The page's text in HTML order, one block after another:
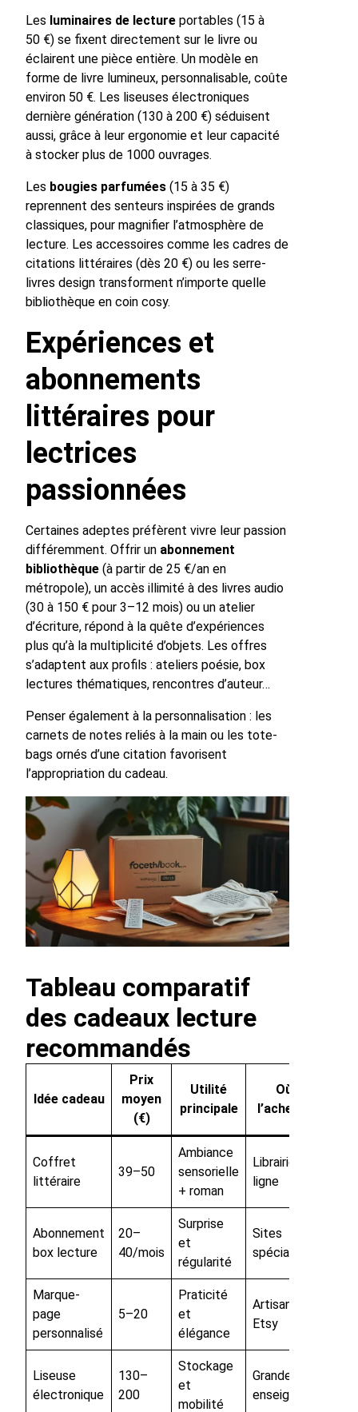
Les luminaires de lecture portables (15 à
50 €) se fixent directement sur le livre ou
éclairent une pièce entière. Un modèle en
forme de livre lumineux, personnalisable, coûte
environ 50 €. Les liseuses électroniques
dernière génération (130 à 200 €) séduisent
aussi, grâce à leur ergonomie et leur capacité
à stocker plus de 1000 ouvrages.
Les bougies parfumées (15 à 35 €)
reprennent des senteurs inspirées de grands
classiques, pour magnifier l’atmosphère de
lecture. Les accessoires comme les cadres de
citations littéraires (dès 20 €) ou les serre-
livres design transforment n’importe quelle
bibliothèque en coin cosy.
Expériences et
abonnements
littéraires pour
lectrices
passionnées
Certaines adeptes préfèrent vivre leur passion
différemment. Offrir un abonnement
bibliothèque (à partir de 25 €/an en
métropole), un accès illimité à des livres audio
(30 à 150 € pour 3–12 mois) ou un atelier
d’écriture, répond à la quête d’expériences
plus qu’à la multiplicité d’objets. Les offres
s’adaptent aux profils : ateliers poésie, box
lectures thématiques, rencontres d’auteur…
Penser également à la personnalisation : les
carnets de notes reliés à la main ou les tote-
bags ornés d’une citation favorisent
l’appropriation du cadeau.
Tableau comparatif
des cadeaux lecture
recommandés
Idée cadeau
Prix
moyen
(€)
Utilité
principale
Où
l’acheter
Coffret
littéraire
39–50
Ambiance
sensorielle
+ roman
Librairie, en
ligne
Abonnement
box lecture
20–
40/mois
Surprise
et
régularité
Sites
spécialisés
Marque-
page
personnalisé
5–20
Praticité
et
élégance
Artisans,
Etsy
Liseuse
électronique
130–
200
Stockage
et
mobilité
Grandes
enseignes